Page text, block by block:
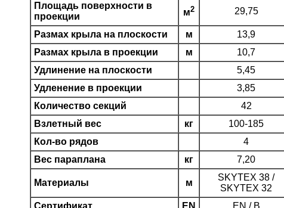
Площадь поверхности в
проекции
м2 29,75
Размах крыла на плоскости м 13,9
Размах крыла в проекции
м 10,7
Удлинение на плоскости
5,45
Удленение в проекции
3,85
Количество секций
42
Взлетный вес
кг 100-185
Кол-во рядов
4
Вес параплана
кг 7,20
Материалы м
SKYTEX 38 /
SKYTEX 32
Сертификат
EN EN / B